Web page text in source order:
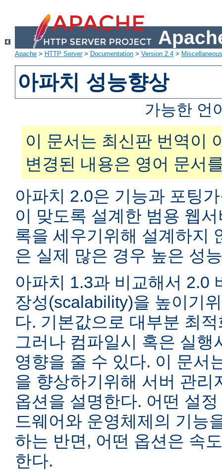
Apache > HTTP Server> Documentation > Version 2.4 >
아파치 성능향상
가능한 언
이 문서는 최신판 번역이
변경된 내용은 영어 문서
아파치 2.0은 기능과 포팅
이 맞도록 설계한 범용 웹
록을 세우기위해 설계하지
은 실제 많은 경우 높은 성
아파치 1.3과 비교해서 2.0
장성(scalability)을 높이기
다. 기본값으로 대부분 최
그러나 컴파일시 혹은 실행
영향을 줄 수 있다. 이 문서
을 향상하기위해 서버 관리
옵션을 설명한다. 어떤 설
드웨어와 운영체제의 기능
하는 반면, 어떤 옵션은 속
한다.